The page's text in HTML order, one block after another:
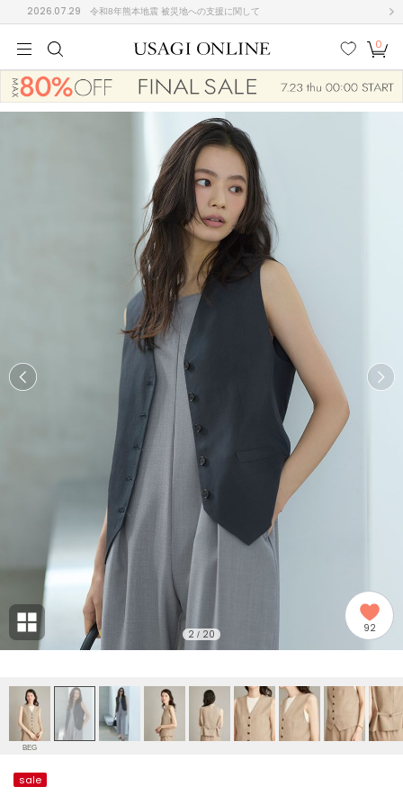
2026.07.29 令和8年熊本地震 被災地への支援に関して
検索
お気
に入
カー
ト
0
KIDSBABYBEAUTYLIFE STYLE
(675)
リー (649)
ョン雑貨 (853)
/ランジェリー (127)
ェア (119)
(124)
KIDSBABYBEAUTYLIFE STYLE
F G
M N
S U
Z
その
他
ACYM
アシーム
adidas by Stella McCartney
アディダス バイ ステラマッカートニー
ALLISON BROWN
アリソンブラウン
amabro
アマブロ
Ame no chi Hare
アメノチハレ
アモマ
ánuans
アニュアンス
ànuke
アンヌーク
2 / 20 92
BEG
sale